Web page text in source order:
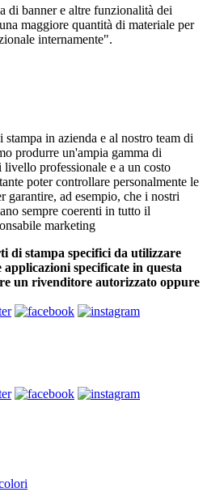
di banner e altre funzionalità dei
maggiore quantità di materiale per
internamente".
in azienda e al nostro team di
produrre un'ampia gamma di
professionale e a un costo
poter controllare personalmente le
garantire, ad esempio, che i nostri
sempre coerenti in tutto il
marketing
di stampa specifici da utilizzare
specificate in questa
un rivenditore autorizzato oppure